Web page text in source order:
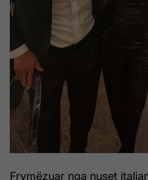
Frymëzuar nga nuset